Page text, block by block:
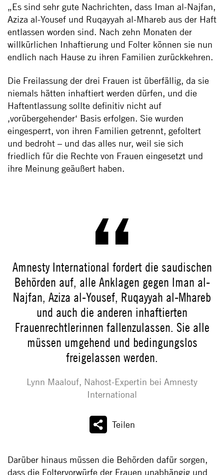
„Es sind sehr gute Nachrichten, dass Iman al-Najfan,
Aziza al-Yousef und Ruqayyah al-Mhareb aus der Haft
entlassen worden sind. Nach zehn Monaten der
willkürlichen Inhaftierung und Folter können sie nun
endlich nach Hause zu ihren Familien zurückkehren.
Die Freilassung der drei Frauen ist überfällig, da sie
niemals hätten inhaftiert werden dürfen, und die
Haftentlassung sollte definitiv nicht auf
‚vorübergehender‘ Basis erfolgen. Sie wurden
eingesperrt, von ihren Familien getrennt, gefoltert
und bedroht – und das alles nur, weil sie sich
friedlich für die Rechte von Frauen eingesetzt und
ihre Meinung geäußert haben.
Amnesty International fordert die saudischen
Behörden auf, alle Anklagen gegen Iman al-
Najfan, Aziza al-Yousef, Ruqayyah al-Mhareb
und auch die anderen inhaftierten
Frauenrechtlerinnen fallenzulassen. Sie alle
müssen umgehend und bedingungslos
freigelassen werden.
Lynn Maalouf, Nahost-Expertin bei Amnesty
International
Teilen
Darüber hinaus müssen die Behörden dafür sorgen,
dass die Foltervorwürfe der Frauen unabhängig und